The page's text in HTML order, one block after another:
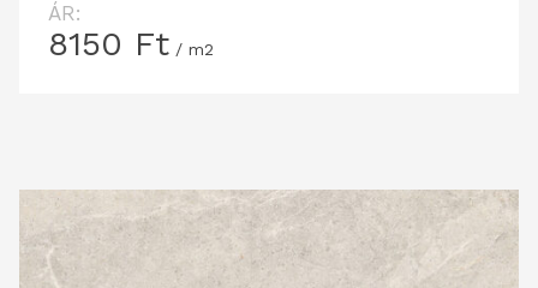
ÁR:
8150 Ft / m2